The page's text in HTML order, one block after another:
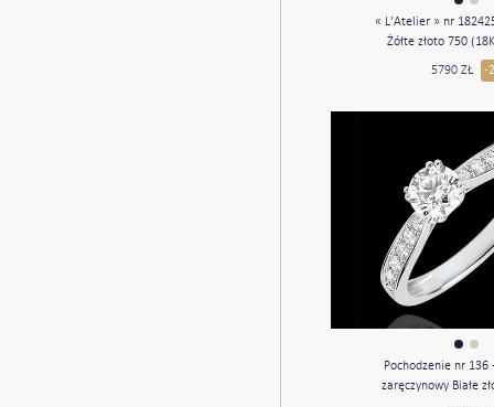
« L'Atelier » nr
Żółte złoto 750
laboratoryjny
Kamienie boczne
5790 ZŁ -
Pochodzenie nr 136
zaręczynowy Białe